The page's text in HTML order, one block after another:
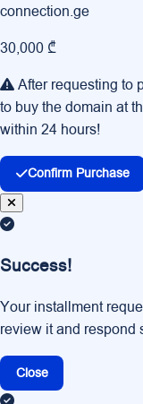
connection.ge
30,000 ₾
After requesting to
to buy the domain at
within 24 hours!
Confirm Purchase
Success!
Your installment
review it and respond
Close